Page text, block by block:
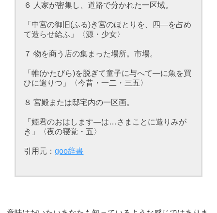
６ 人家が密集し、道路で分かれた一区域。
「中宮の御旧(ふる)き宮のほとりを、四―を占め
て造らせ給ふ」〈源・少女〉
７ 物を商う店の集まった場所。市場。
「帷(かたびら)を脱ぎて童子に与へて―に魚を買
ひに遣りつ」〈今昔・一二・三五〉
８ 宮殿または邸宅内の一区画。
「姫君のおはします―は…さまことに造りみが
き」〈夜の寝覚・五〉
引用元：goo辞書